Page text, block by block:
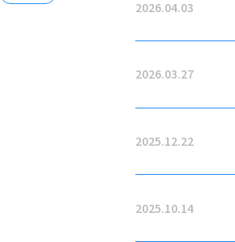
2026.04.03
2026.03.27
2025.12.22
2025.10.14